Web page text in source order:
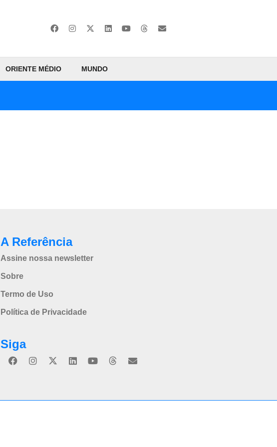
ORIENTE MÉDIO MUNDO
A Referência
Assine nossa newsletter
Sobre
Termo de Uso
Política de Privacidade
Siga